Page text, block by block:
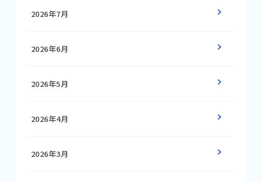
2026年7月
2026年6月
2026年5月
2026年4月
2026年3月